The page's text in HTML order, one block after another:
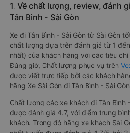
1. Về chất lượng, review, đánh
Tân Bình - Sài Gòn
Xe đi Tân Bình - Sài Gòn từ Sài Gòn
chất lượng dựa trên đánh giá từ 1
nhất) của khách hàng với các tiêu
Đúng giờ, Chất lượng phục vụ trên
được viết trực tiếp bởi các khách
hãng Xe Sài Gòn đi Tân Bình - Sài
Chất lượng các xe khách đi Tân Bình
được đánh giá 4.7, với điểm trung
khách. Trong đó hãng xe khách Sài